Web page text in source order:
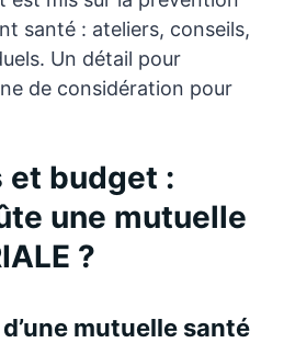
santé : ateliers, conseils,
Un détail pour
de considération pour
et budget :
une mutuelle
?
mutuelle santé